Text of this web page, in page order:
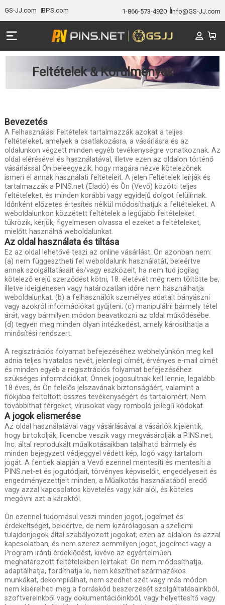
GS-JJ.com BPS.com 1-866-573-4920 Info@GS-JJ.com
Feltételek & Körülmények
Bevezetés
A Felhasználási Feltételek tartalmazzák azokat a teljes
feltételeket, amelyek a csatlakozásra, a vásárlásra és az
oldalunkon végzett minden egyéb tevékenységre vonatkoznak. Az
oldal elérésével és használatával, illetve ezen az oldalon történő
vásárlással Ön beleegyezik, hogy magára nézve kötelezőnek
ismeri el annak használati feltételeit. A jelen Feltételek leírják és
tartalmazzák a PINS.net (Eladó) és Ön (Vevő) közötti teljes
feltételeket, és minden korábbi vagy egyidejű dolgot felülírnak.
Időnként előzetes értesítés nélkül módosíthatjuk a feltételeket. A
weboldalunkon közzétett feltételek a legújabb feltételeket
tükrözik, kérjük, figyelmesen olvassa el ezeket a feltételeket,
mielőtt használná weboldalunkat.
Az oldal használata és tiltása
Ez az oldal lehetővé teszi az online vásárlást. Ön azonban nem:
(a) nem függesztheti fel weboldalunk használatát, beleértve
annak szolgáltatásait és/vagy eszközeit, ha nem tud jogilag
kötelező erejű szerződést kötni, 18. életévét még nem töltötte be,
illetve ideiglenesen vagy határozatlan időre nem használhatja
weboldalunkat. (b) a felhasználók személyes adatait bányászni
vagy azokról információkat gyűjteni; (c) manipulálni bármely tétel
árát, vagy bármilyen módon beavatkozni az oldal működésébe.
(d) tegyen meg minden olyan intézkedést, amely károsíthatja a
minősítési rendszert.
A regisztrációs folyamat befejezéséhez webhelyünkön meg kell
adnia teljes hivatalos nevét, jelenlegi címét, érvényes e-mail címét
és minden egyéb a regisztrációs folyamat befejezéséhez
szükséges információkat. Önnek jogosultnak kell lennie, legalább
18 éves, és Ön felelős jelszavának biztonságáért, valamint a
fiókjába feltöltött összes tevékenységért és tartalomért. Nem
továbbíthat férgeket, vírusokat vagy romboló jellegű kódokat.
A jogok elismerése
Az oldal használatával vagy vásárlásával a vásárlók kijelentik,
hogy birtokolják, licencbe veszik vagy megvásárolják a PINS.net,
Inc. által reprodukált műalkotásaikban található bármely és
minden bejegyzett védjeggyel védett kép, logó vagy tartalom
jogát. A fentiek alapján a Vevő ezennel mentesíti és mentesíti a
PINS.net-et és jogutódjait, törvényes képviselőit, engedélyeseit és
engedményezettjeit minden, a Műalkotás használatából eredő
vagy azzal kapcsolatos követelés vagy kár alól, és köteles
megóvni azt a károktól.
Ön ezennel tudomásul veszi minden jogot, jogcímet és
érdekeltséget, beleértve, de nem kizárólagosan a szellemi
tulajdonjogok által szabályozott jogokat, ezen az oldalon és azzal
kapcsolatban, és nem szerez semmilyen jogot, jogcímet vagy a
Program iránti érdeklődést, kivéve az egyértelműen
meghatározott feltételekben leírtakat. Ön nem módosíthatja,
adaptálhatja, fordíthatja le, nem készíthet származékos
munkákat, dekompilálhat, nem szedhet szét vagy más módon
nem kísérelheti meg a forráskód beszerzését szolgáltatásainkból,
szoftvereinkből vagy dokumentációinkból, vagy helyettesítő vagy